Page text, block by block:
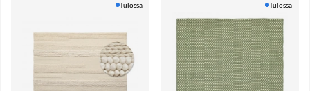
Tulossa Tulossa